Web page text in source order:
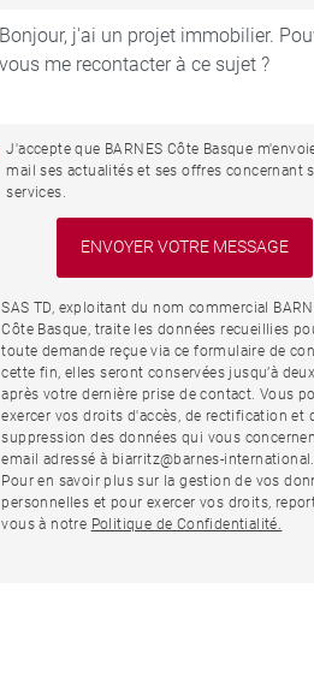
J'accepte que BARNES Côte Basque
mail ses actualités et ses offres concernant
services.
SAS TD, exploitant du nom commercial
Côte Basque, traite les données recueillies
toute demande reçue via ce formulaire de
cette fin, elles seront conservées jusqu’à
après votre dernière prise de contact. Vous
exercer vos droits d'accès, de rectification et
suppression des données qui vous
email adressé à biarritz@barnes-
Pour en savoir plus sur la gestion de vos
personnelles et pour exercer vos droits,
vous à notre Politique de Confidentialité.